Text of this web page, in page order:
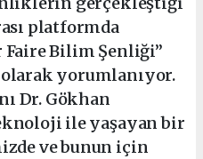
platformda
Faire Bilim Şenliği”
olarak yorumlanıyor.
Dr. Gökhan
ile yaşayan bir
ve bunun için